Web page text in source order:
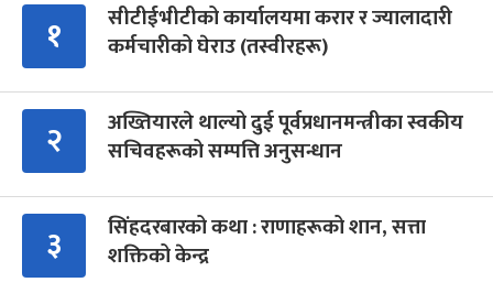
१
सीटीईभीटीको कार्यालयमा करार र ज्यालादारी
कर्मचारीको घेराउ (तस्वीरहरू)
२
अख्तियारले थाल्यो दुई पूर्वप्रधानमन्त्रीका स्वकीय
सचिवहरूको सम्पत्ति अनुसन्धान
३
सिंहदरबारको कथा : राणाहरूको शान, सत्ता
शक्तिको केन्द्र